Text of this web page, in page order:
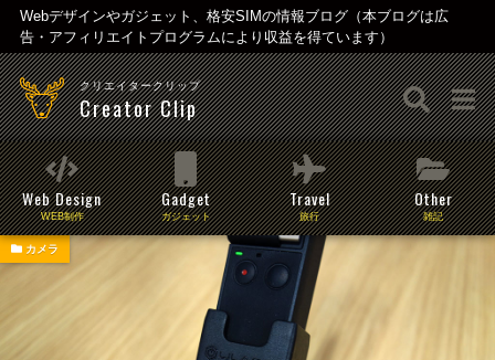
Webデザインやガジェット、格安SIMの情報ブログ（本ブログは広
告・アフィリエイトプログラムにより収益を得ています）
クリエイタークリップ
Creator Clip
Web Design
WEB制作
Gadget
ガジェット
Travel
旅行
Other
雑記
カメラ